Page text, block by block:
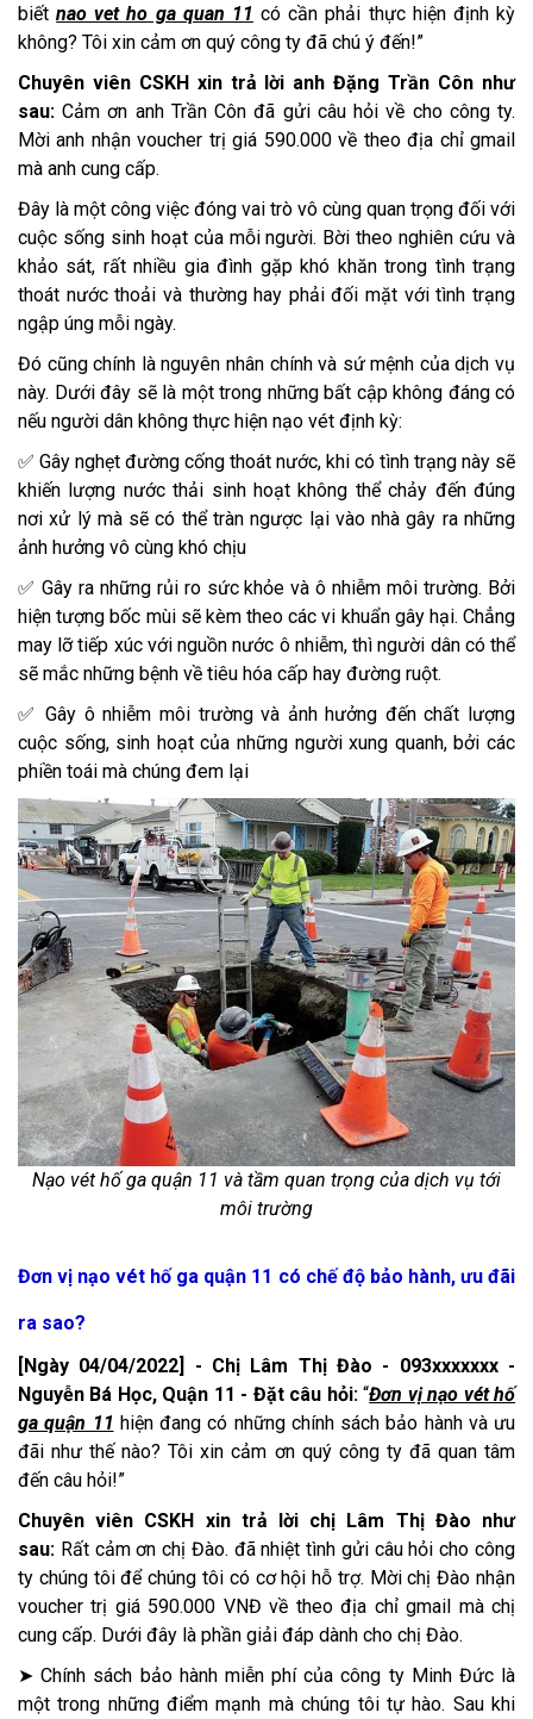
biếtnao vet ho ga quan 11 có cần phải thực hiện định kỳ
không? Tôi xin cảm ơn quý công ty đã chú ý đến!”
Chuyên viên CSKH xin trả lời anh Đặng Trần Côn như
sau: Cảm ơn anh Trần Côn đã gửi câu hỏi về cho công ty.
Mời anh nhận voucher trị giá 590.000 về theo địa chỉ gmail
mà anh cung cấp.
Đây là một công việc đóng vai trò vô cùng quan trọng đối với
cuộc sống sinh hoạt của mỗi người. Bời theo nghiên cứu và
khảo sát, rất nhiều gia đình gặp khó khăn trong tình trạng
thoát nước thoải và thường hay phải đối mặt với tình trạng
ngập úng mỗi ngày.
Đó cũng chính là nguyên nhân chính và sứ mệnh của dịch vụ
này. Dưới đây sẽ là một trong những bất cập không đáng có
nếu người dân không thực hiện nạo vét định kỳ:
✅ Gây nghẹt đường cống thoát nước, khi có tình trạng này sẽ
khiến lượng nước thải sinh hoạt không thể chảy đến đúng
nơi xử lý mà sẽ có thể tràn ngược lại vào nhà gây ra những
ảnh hưởng vô cùng khó chịu
✅ Gây ra những rủi ro sức khỏe và ô nhiễm môi trường. Bởi
hiện tượng bốc mùi sẽ kèm theo các vi khuẩn gây hại. Chẳng
may lỡ tiếp xúc với nguồn nước ô nhiễm, thì người dân có thể
sẽ mắc những bệnh về tiêu hóa cấp hay đường ruột.
✅ Gây ô nhiễm môi trường và ảnh hưởng đến chất lượng
cuộc sống, sinh hoạt của những người xung quanh, bởi các
phiền toái mà chúng đem lại
Nạo vét hố ga quận 11 và tầm quan trọng của dịch vụ tới
môi trường
Đơn vị nạo vét hố ga quận 11 có chế độ bảo hành, ưu đãi
ra sao?
[Ngày 04/04/2022] - Chị Lâm Thị Đào - 093xxxxxxx -
Nguyễn Bá Học, Quận 11 - Đặt câu hỏi:“Đơn vị nạo vét hố
ga quận 11 hiện đang có những chính sách bảo hành và ưu
đãi như thế nào? Tôi xin cảm ơn quý công ty đã quan tâm
đến câu hỏi!”
Chuyên viên CSKH xin trả lời chị Lâm Thị Đào như
sau: Rất cảm ơn chị Đào. đã nhiệt tình gửi câu hỏi cho công
ty chúng tôi để chúng tôi có cơ hội hỗ trợ. Mời chị Đào nhận
voucher trị giá 590.000 VNĐ về theo địa chỉ gmail mà chị
cung cấp. Dưới đây là phần giải đáp dành cho chị Đào.
➤ Chính sách bảo hành miễn phí của công ty Minh Đức là
một trong những điểm mạnh mà chúng tôi tự hào. Sau khi